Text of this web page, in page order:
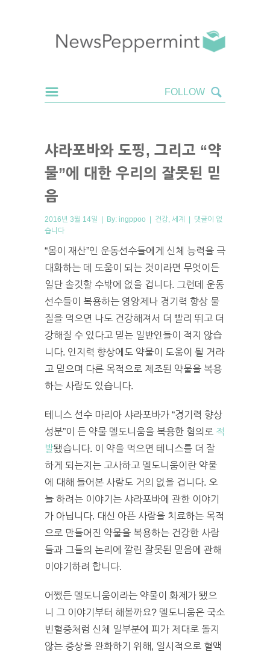
샤라포바와 도핑, 그리고 “약
물”에 대한 우리의 잘못된 믿
음
2016년 3월 14일 | By: ingppoo | 건강 세계 | 댓글이 없
습니다
“몸이 재산”인 운동선수들에게 신체 능력을 극
대화하는 데 도움이 되는 것이라면 무엇이든
일단 솔깃할 수밖에 없을 겁니다. 그런데 운동
선수들이 복용하는 영양제나 경기력 향상 물
질을 먹으면 나도 건강해져서 더 빨리 뛰고 더
강해질 수 있다고 믿는 일반인들이 적지 않습
니다. 인지력 향상에도 약물이 도움이 될 거라
고 믿으며 다른 목적으로 제조된 약물을 복용
하는 사람도 있습니다.
테니스 선수 마리아 샤라포바가 “경기력 향상
성분”이 든 약물 멜도니움을 복용한 혐의로 적
발됐습니다. 이 약을 먹으면 테니스를 더 잘
하게 되는지는 고사하고 멜도니움이란 약물
에 대해 들어본 사람도 거의 없을 겁니다. 오
늘 하려는 이야기는 샤라포바에 관한 이야기
가 아닙니다. 대신 아픈 사람을 치료하는 목적
으로 만들어진 약물을 복용하는 건강한 사람
들과 그들의 논리에 깔린 잘못된 믿음에 관해
이야기하려 합니다.
어쨌든 멜도니움이라는 약물이 화제가 됐으
니 그 이야기부터 해볼까요? 멜도니움은 국소
빈혈증처럼 신체 일부분에 피가 제대로 돌지
않는 증상을 완화하기 위해, 일시적으로 혈액